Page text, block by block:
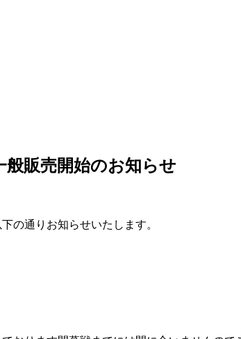
プ一般販売開始のお知らせ
の通りお知らせいたします。